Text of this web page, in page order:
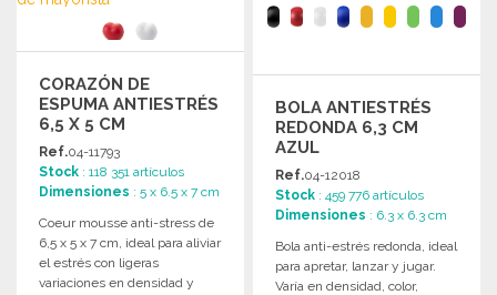
CORAZÓN DE
ESPUMA ANTIESTRÉS
6,5 X 5 CM
Ref.04-11793
Stock : 118 351 artículos
Dimensiones : 5 x 6.5 x 7 cm
Coeur mousse anti-stress de
6,5 x 5 x 7 cm, ideal para aliviar
el estrés con ligeras
variaciones en densidad y
BOLA ANTIESTRÉS
REDONDA 6,3 CM
AZUL
Ref.04-12018
Stock : 459 776 artículos
Dimensiones : 6.3 x 6.3 cm
Bola anti-estrés redonda, ideal
para apretar, lanzar y jugar.
Varía en densidad, color,